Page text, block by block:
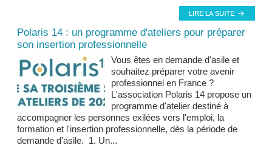
Polaris 14 : un programme d'ateliers pour préparer
son insertion professionnelle
Vous êtes en demande d'asile et
souhaitez préparer votre avenir
professionnel en France ?
L'association Polaris 14 propose un
programme d'atelier destiné à
accompagner les personnes exilées vers l'emploi, la
formation et l'insertion professionnelle, dès la période de
demande d'asile. 1. Un...